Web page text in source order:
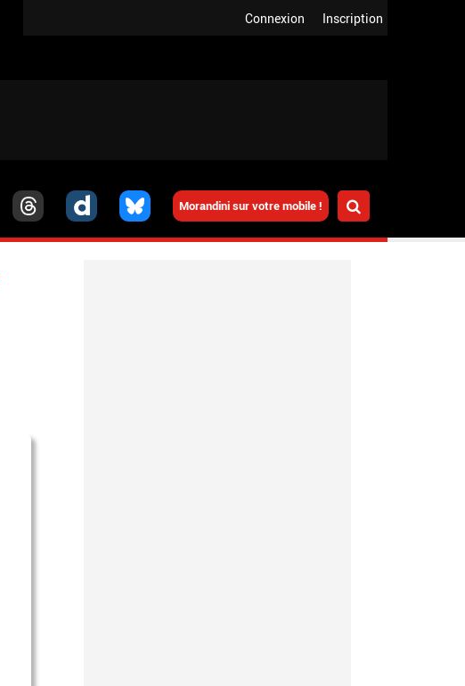
Inscription
Connexion
Morandini sur votre mobile !